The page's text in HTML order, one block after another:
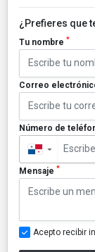
¿Prefieres que
Tu nombre *
Correo
Número de
▼
Mensaje *
Acepto recibir